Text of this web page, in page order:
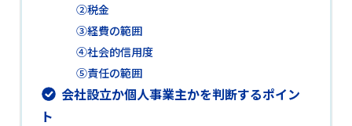
②税金
③経費の範囲
④社会的信用度
⑤責任の範囲
会社設立か個人事業主かを判断するポイン
ト